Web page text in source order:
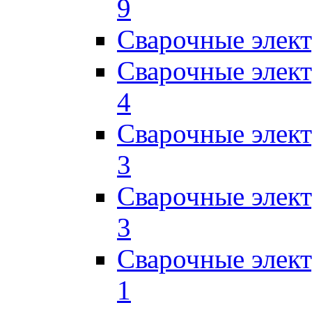
9
Сварочные
Сварочные
4
Сварочные
3
Сварочные
3
Сварочные
1